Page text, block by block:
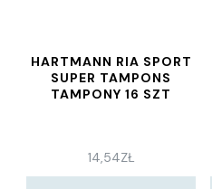
HARTMANN RIA SPORT
SUPER TAMPONS
TAMPONY 16 SZT
14,54ZŁ